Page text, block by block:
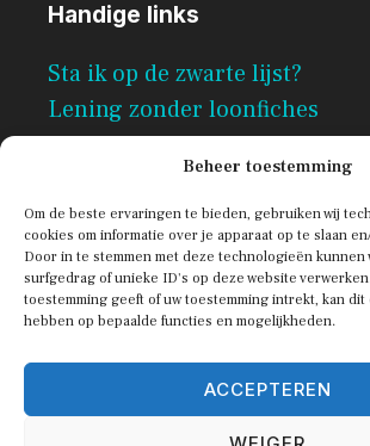
Beheer toestemming
Om de beste ervaringen te bieden, gebruiken wij
cookies om informatie over je apparaat op te slaan
Door in te stemmen met deze technologieën kunnen
surfgedrag of unieke ID's op deze website
toestemming geeft of uw toestemming intrekt, kan
hebben op bepaalde functies en mogelijkheden.
ACCEPTEREN
Handige links
Sta ik op de zwarte lijst?
Lening zonder loonfiches
Per direct geld lenen zonder